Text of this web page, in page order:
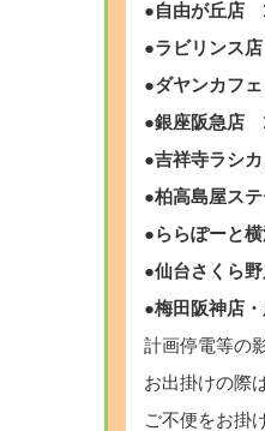
●自由が丘店
●ラビリンス
●ダヤンカフ
●銀座阪急店
●吉祥寺ラシ
●柏高島屋ス
●ららぽーと
●仙台さくら
●梅田阪神店
計画停電等の
お出掛けの際
ご不便をお掛